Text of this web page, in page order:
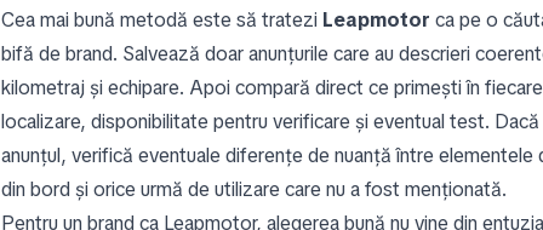
Cea mai bună metodă este să tratezi Leapmotor ca pe o
bifă de brand. Salvează doar anunțurile care au descrieri
kilometraj și echipare. Apoi compară direct ce primești în
localizare, disponibilitate pentru verificare și eventual test.
anunțul, verifică eventuale diferențe de nuanță între
din bord și orice urmă de utilizare care nu a fost menționată.
Pentru un brand ca Leapmotor, alegerea bună nu vine din